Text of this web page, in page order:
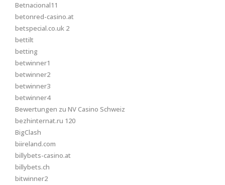
Betnacional11
betonred-casino.at
betspecial.co.uk 2
bettilt
betting
betwinner1
betwinner2
betwinner3
betwinner4
Bewertungen zu NV Casino Schweiz
bezhinternat.ru 120
BigClash
biireland.com
billybets-casino.at
billybets.ch
bitwinner2